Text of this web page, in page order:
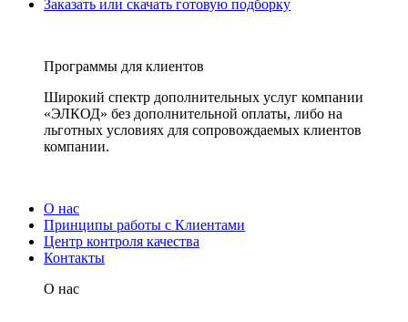
Заказать или скачать готовую подборку
Программы для клиентов
Широкий спектр дополнительных услуг компании
«ЭЛКОД» без дополнительной оплаты, либо на
льготных условиях для сопровождаемых клиентов
компании.
О нас
Принципы работы с Клиентами
Центр контроля качества
Контакты
О нас